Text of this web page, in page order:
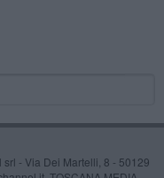
- Via Dei Martelli, 8 - 50129